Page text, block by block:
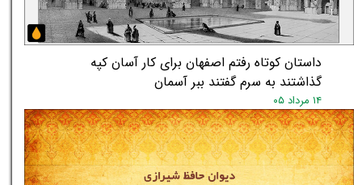
داستان کوتاه رفتم اصفهان برای کار آسان کپه
گذاشتند به سرم گفتند ببر آسمان
۱۴ مرداد ۰۵